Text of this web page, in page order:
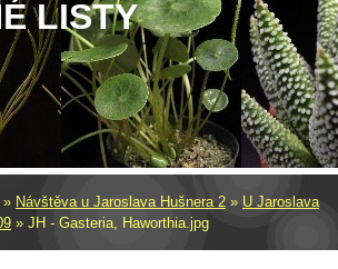
LISTY
» Návštěva u Jaroslava Hušnera 2 » U Jaroslava
» JH - Gasteria, Haworthia.jpg